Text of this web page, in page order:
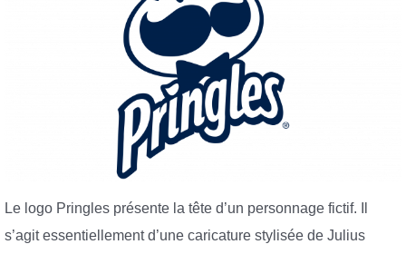
Le logo Pringles présente la tête d’un personnage fictif. Il
s’agit essentiellement d’une caricature stylisée de Julius